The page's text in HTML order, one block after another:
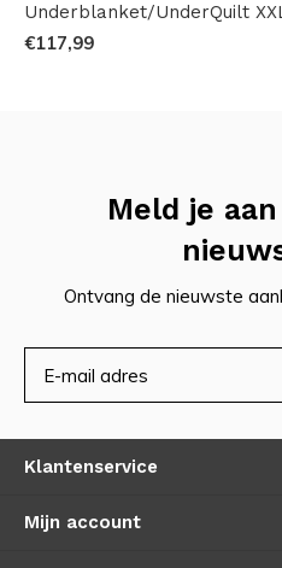
bijbehorende accessoires
Amazonas Silk Traveller
Underblanket/UnderQuilt
€117,99
Meld je
Ontvang de nieuwste
Klantenservice
Mijn account